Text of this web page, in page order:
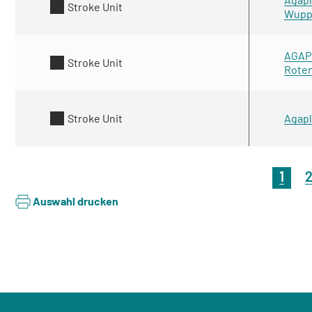
Stroke Unit
Stroke Unit
Stroke Unit
1 2
Auswahl drucken